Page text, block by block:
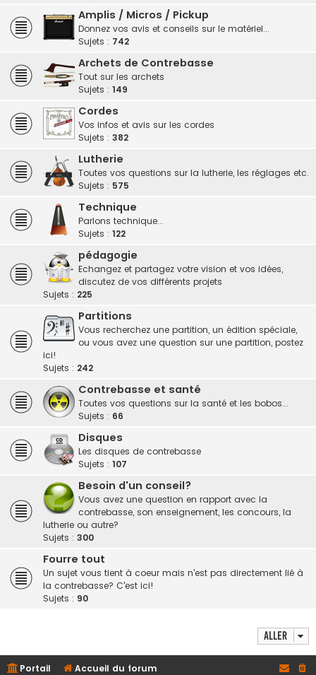
Amplis / Micros / Pickup
Donnez vos avis et conseils sur le matériel...
Sujets : 742
Archets de Contrebasse
Tout sur les archets
Sujets : 149
Cordes
Vos infos et avis sur les cordes
Sujets : 382
Lutherie
Toutes vos questions sur la lutherie, les réglages etc.
Sujets : 575
Technique
Parlons technique...
Sujets : 122
pédagogie
Echangez et partagez votre vision et vos idées,
discutez de vos différents projets
Sujets : 225
Partitions
Vous recherchez une partition, un édition spéciale,
ou vous avez une question sur une partition, postez
ici!
Sujets : 242
Contrebasse et santé
Toutes vos questions sur la santé et les bobos...
Sujets : 66
Disques
Les disques de contrebasse
Sujets : 107
Besoin d'un conseil?
Vous avez une question en rapport avec la
contrebasse, son enseignement, les concours, la
lutherie ou autre?
Sujets : 300
Fourre tout
Un sujet vous tient à coeur mais n'est pas directement lié à
la contrebasse? C'est ici!
Sujets : 90
Aller
Portail Accueil du forum